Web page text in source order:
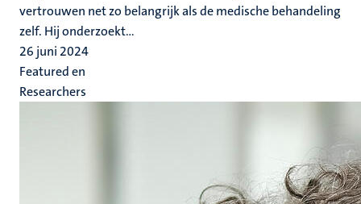
vertrouwen net zo belangrijk als de medische behandeling
zelf. Hij onderzoekt...
26 juni 2024
Featured en
Researchers